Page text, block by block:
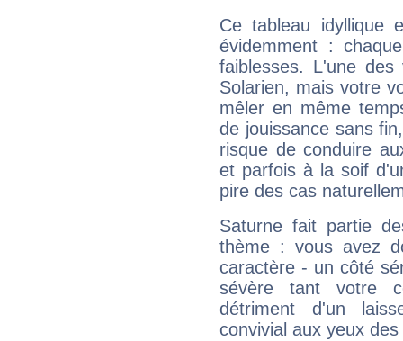
Ce tableau idyllique
évidemment :
faiblesses. L'une
Solarien, mais votre
mêler en même
de jouissance sans
risque de conduire
et parfois à la soif
pire des cas
Saturne fait partie
thème : vous avez
caractère - un côté
sévère tant votre
détriment d'un
convivial aux yeux